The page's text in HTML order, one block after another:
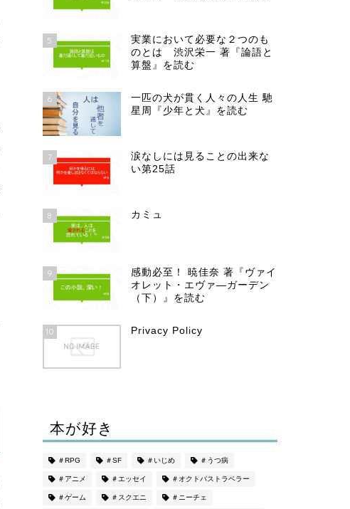
5
実業において必要な２つのも
のとは 渋沢栄一 著『論語と
算盤』を読む
6
一匹の犬が貫く人々の人生 馳
星周『少年と犬』を読む
7
涙なしには見ることの出来な
い第25話
8 カミュ
9
感動必至！ 暁佳奈 著『ヴァイ
オレット・エヴァ―ガーデン
（下）』を読む
10 Privacy Policy
本が好き
＃RPG ＃SF ＃いじめ ＃うつ病
＃アニメ ＃エッセイ ＃オクトパストラベラー
＃ゲーム ＃スクエニ ＃ニーチェ